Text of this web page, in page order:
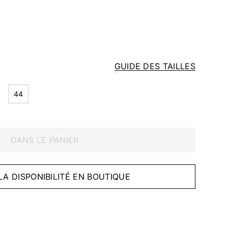
GUIDE DES TAILLES
44
DANS LE PANIER
DISPONIBILITÉ EN BOUTIQUE